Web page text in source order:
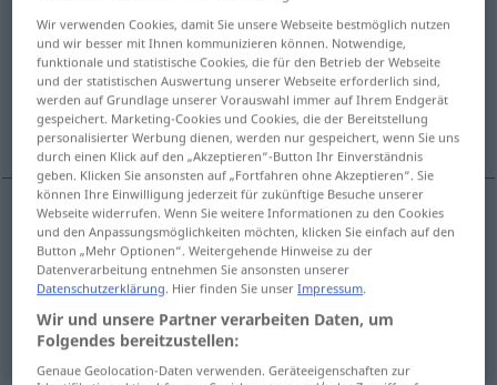
Bereich
Übersicht aller Übersetzungen
(Für mehr Details die Übersetzung anklicken/antippen)
područje, domašaj, domet
područje Bereich GEOG FIG
domašaj,domet Bereich Reichweite
Wir verwenden Cookies, damit Sie unsere Webseite bestmöglich nutzen
und wir besser mit Ihnen kommunizieren können. Notwendige,
funktionale und statistische Cookies, die für den Betrieb der Webseite
und der statistischen Auswertung unserer Webseite erforderlich sind,
werden auf Grundlage unserer Vorauswahl immer auf Ihrem Endgerät
gespeichert. Marketing-Cookies und Cookies, die der Bereitstellung
personalisierter Werbung dienen, werden nur gespeichert, wenn Sie uns
durch einen Klick auf den „Akzeptieren“-Button Ihr Einverständnis
geben. Klicken Sie ansonsten auf „Fortfahren ohne Akzeptieren“. Sie
können Ihre Einwilligung jederzeit für zukünftige Besuche unserer
Webseite widerrufen. Wenn Sie weitere Informationen zu den Cookies
und den Anpassungsmöglichkeiten möchten, klicken Sie einfach auf den
Button „Mehr Optionen“. Weitergehende Hinweise zu der
Datenverarbeitung entnehmen Sie ansonsten unserer
Datenschutzerklärung. Hier finden Sie unserImpressum.
Wir und unsere Partner verarbeiten Daten, um
Folgendes bereitzustellen:
Genaue Geolocation-Daten verwenden. Geräteeigenschaften zur